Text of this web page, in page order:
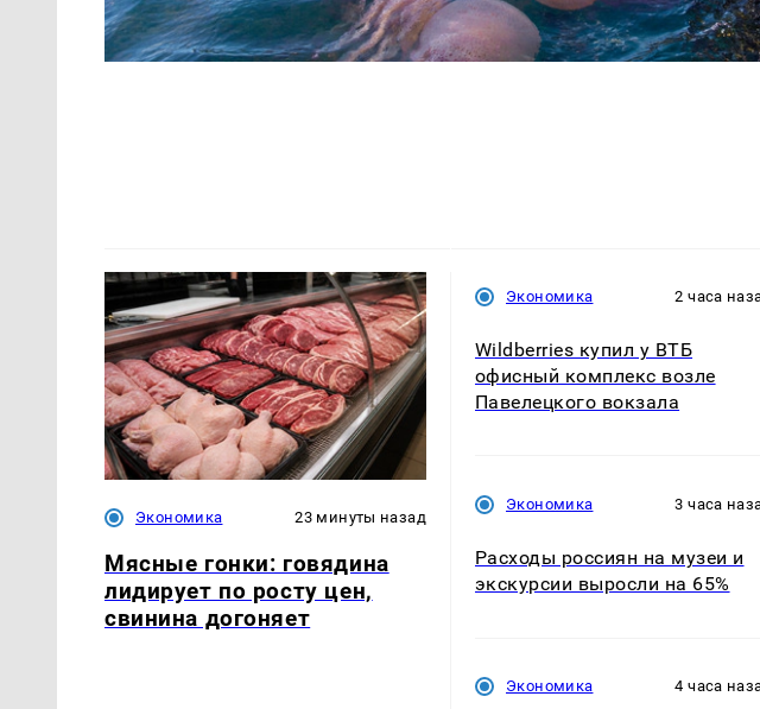
Экономика 23 минуты назад
Мясные гонки: говядина
лидирует по росту цен,
свинина догоняет
Экономика 2 часа
Wildberries купил у ВТБ
офисный комплекс возле
Павелецкого вокзала
Экономика 3 часа
Расходы россиян на музеи и
экскурсии выросли на 65%
Экономика 4 часа